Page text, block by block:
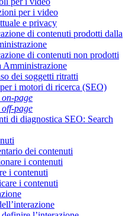
per i video
e privacy
di contenuti prodotti dalla
di contenuti non prodotti
Amministrazione
dei soggetti ritratti
i motori di ricerca (SEO)
on-page
off-page
di diagnostica SEO: Search
dei contenuti
i contenuti
i contenuti
i contenuti